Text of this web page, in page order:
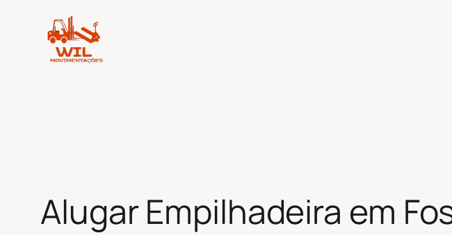
Alugar Empilhadeira em